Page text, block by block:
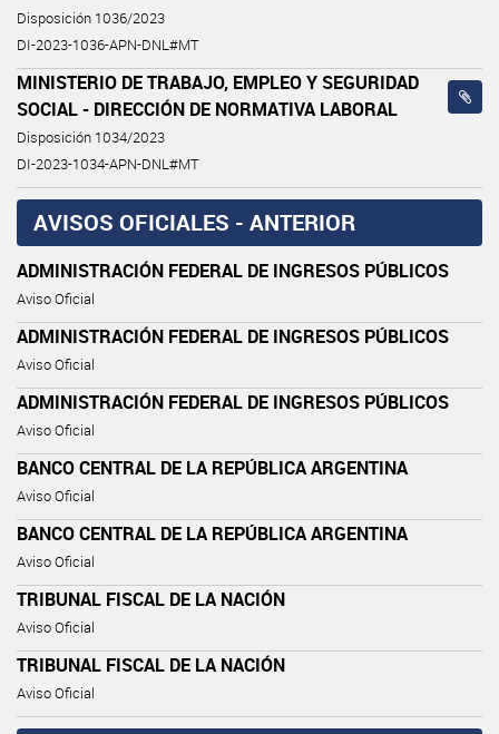
Disposición 1036/2023
DI-2023-1036-APN-DNL#MT
MINISTERIO DE TRABAJO, EMPLEO Y SEGURIDAD
SOCIAL - DIRECCIÓN DE NORMATIVA LABORAL
Disposición 1034/2023
DI-2023-1034-APN-DNL#MT
AVISOS OFICIALES - ANTERIOR
ADMINISTRACIÓN FEDERAL DE INGRESOS PÚBLICOS
Aviso Oficial
ADMINISTRACIÓN FEDERAL DE INGRESOS PÚBLICOS
Aviso Oficial
ADMINISTRACIÓN FEDERAL DE INGRESOS PÚBLICOS
Aviso Oficial
BANCO CENTRAL DE LA REPÚBLICA ARGENTINA
Aviso Oficial
BANCO CENTRAL DE LA REPÚBLICA ARGENTINA
Aviso Oficial
TRIBUNAL FISCAL DE LA NACIÓN
Aviso Oficial
TRIBUNAL FISCAL DE LA NACIÓN
Aviso Oficial